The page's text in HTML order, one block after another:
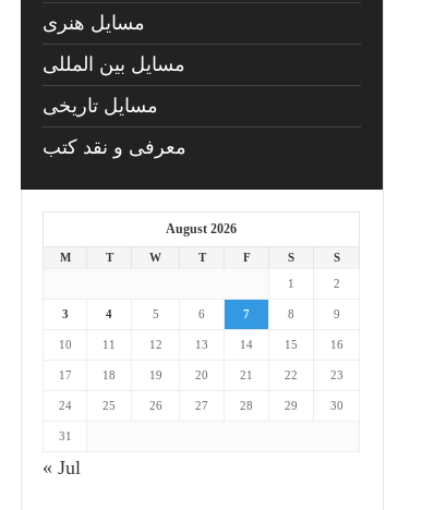
مسايل هنری
مسایل بین المللی
مسایل تاریخی
معرفی و نقد کتب
August 2026
M T W T F S
S
1
2
3 4 5 6 7 8 9
10 11 12 13 14 15 16
17 18 19 20 21 22 23
24 25 26 27 28 29 30
31
« Jul